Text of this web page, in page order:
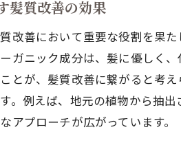
ノン
自然
化学
健康
髪質改善の効果
改善において重要な役割を果
ガニック成分は、髪に優しく
とが、髪質改善に繋がると考
。例えば、地元の植物から抽
アプローチが広がっています。